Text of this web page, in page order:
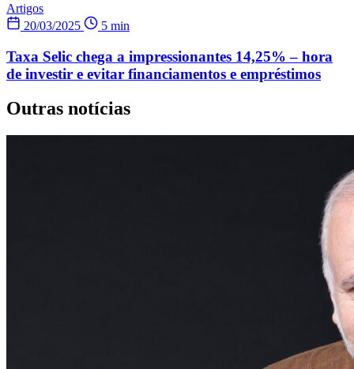
Artigos
20/03/2025
5 min
Taxa Selic chega a impressionantes 14,25% – hora
de investir e evitar financiamentos e empréstimos
Outras notícias